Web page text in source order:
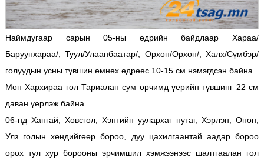
Наймдугаар сарын 05-ны өдрийн байдлаар Хараа/
Баруунхараа/, Туул/Улаанбаатар/, Орхон/Орхон/, Халх/Сүмбэр/
голуудын усны түвшин өмнөх өдрөөс 10-15 см нэмэгдсэн байна.
Мөн Хархираа гол Тариалан сум орчимд үерийн түвшинг 22 см
даван үерлэж байна.
06-нд Хангай, Хөвсгөл, Хэнтийн уулархаг нутаг, Хэрлэн, Онон,
Улз голын хөндийгөөр бороо, дуу цахилгаантай аадар бороо
орох тул хур борооны эрчимшил хэмжээнээс шалтгаалан гол